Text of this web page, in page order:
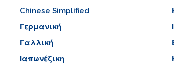
Chinese Simplified
Γερμανική
Γαλλική
Ιαπωνέζικη